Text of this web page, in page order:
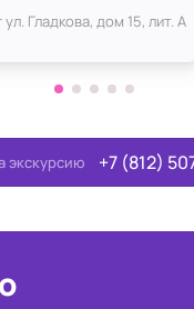
Гладкова, дом 15, лит. А
экскурсию +7 (812)